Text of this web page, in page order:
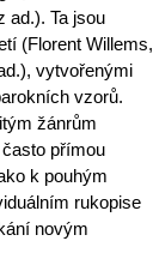
ad.). Ta jsou
(Florent Willems,
vytvořenými
vzorů.
žánrům
přímou
k pouhým
rukopise
novým